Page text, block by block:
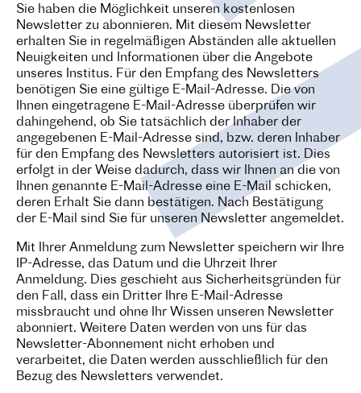
Sie haben die Möglichkeit unseren kostenlosen
Newsletter zu abonnieren. Mit diesem Newsletter
erhalten Sie in regelmäßigen Abständen alle aktuellen
Neuigkeiten und Informationen über die Angebote
unseres Institus. Für den Empfang des Newsletters
benötigen Sie eine gültige E-Mail-Adresse. Die von
Ihnen eingetragene E-Mail-Adresse überprüfen wir
dahingehend, ob Sie tatsächlich der Inhaber der
angegebenen E-Mail-Adresse sind, bzw. deren Inhaber
für den Empfang des Newsletters autorisiert ist. Dies
erfolgt in der Weise dadurch, dass wir Ihnen an die von
Ihnen genannte E-Mail-Adresse eine E-Mail schicken,
deren Erhalt Sie dann bestätigen. Nach Bestätigung
der E-Mail sind Sie für unseren Newsletter angemeldet.
Mit Ihrer Anmeldung zum Newsletter speichern wir Ihre
IP-Adresse, das Datum und die Uhrzeit Ihrer
Anmeldung. Dies geschieht aus Sicherheitsgründen für
den Fall, dass ein Dritter Ihre E-Mail-Adresse
missbraucht und ohne Ihr Wissen unseren Newsletter
abonniert. Weitere Daten werden von uns für das
Newsletter-Abonnement nicht erhoben und
verarbeitet, die Daten werden ausschließlich für den
Bezug des Newsletters verwendet.